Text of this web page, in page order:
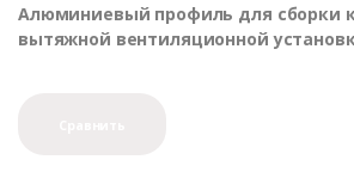
Алюминиевый профиль для сборки
вытяжной вентиляционной